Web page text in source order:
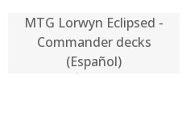
MTG Lorwyn Eclipsed -
Commander decks
(Español)